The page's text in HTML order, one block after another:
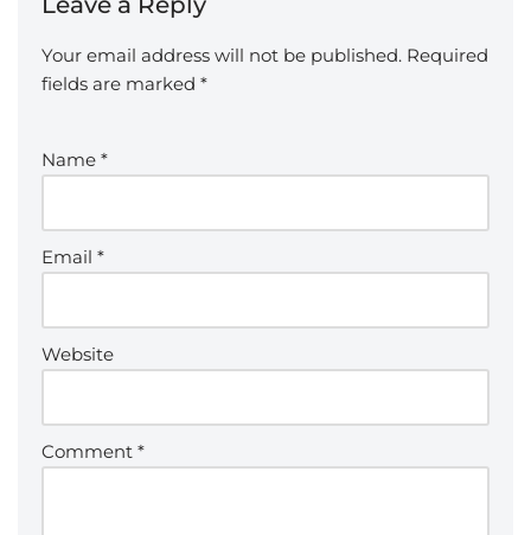
Your email address will not be published. Required
fields are marked *
Name *
Email *
Website
Comment *